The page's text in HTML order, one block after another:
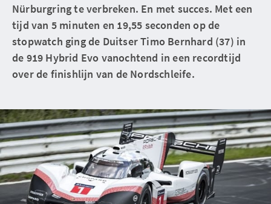
Nürburgring te verbreken. En met succes. Met een
tijd van 5 minuten en 19,55 seconden op de
stopwatch ging de Duitser Timo Bernhard (37) in
de 919 Hybrid Evo vanochtend in een recordtijd
over de finishlijn van de Nordschleife.